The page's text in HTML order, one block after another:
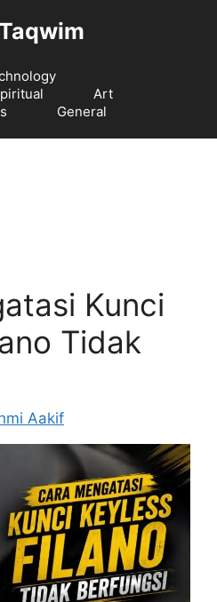
Art
General
Kunci
Tidak
Aakif